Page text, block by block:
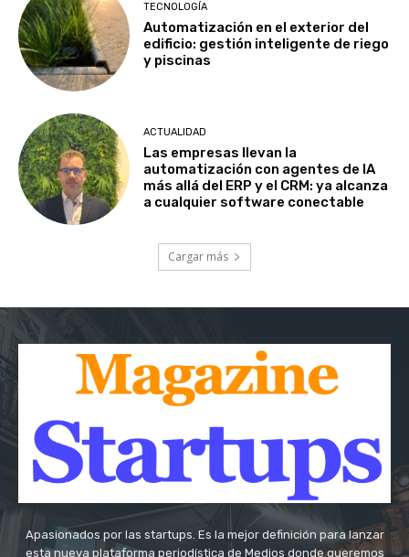
TECNOLOGÍA
Automatización en el exterior del
edificio: gestión inteligente de riego
y piscinas
ACTUALIDAD
Las empresas llevan la
automatización con agentes de IA
más allá del ERP y el CRM: ya alcanza
a cualquier software conectable
Cargar más
Apasionados por las startups. Es la mejor definición para lanzar
esta nueva plataforma periodística de Medios donde queremos